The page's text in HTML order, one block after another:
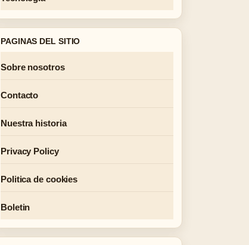
PAGINAS DEL SITIO
Sobre nosotros
Contacto
Nuestra historia
Privacy Policy
Politica de cookies
Boletin